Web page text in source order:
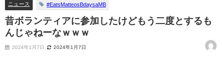
ニュース #EatsMatteosBdaysaMB
昔ボランティアに参加したけどもう二度とするも
んじゃねーなｗｗｗ
2024年1月7日 2024年1月7日